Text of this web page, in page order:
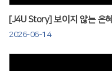
[J4U Story] 보이지 않는 은
2026-06-14